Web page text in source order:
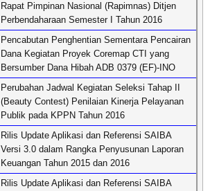
Rapat Pimpinan Nasional (Rapimnas) Ditjen
Perbendaharaan Semester I Tahun 2016
Pencabutan Penghentian Sementara Pencairan
Dana Kegiatan Proyek Coremap CTI yang
Bersumber Dana Hibah ADB 0379 (EF)-INO
Perubahan Jadwal Kegiatan Seleksi Tahap II
(Beauty Contest) Penilaian Kinerja Pelayanan
Publik pada KPPN Tahun 2016
Rilis Update Aplikasi dan Referensi SAIBA
Versi 3.0 dalam Rangka Penyusunan Laporan
Keuangan Tahun 2015 dan 2016
Rilis Update Aplikasi dan Referensi SAIBA